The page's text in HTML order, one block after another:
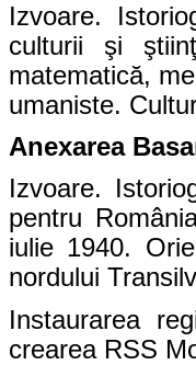
Izvoare.
culturii şi
matematică,
umaniste.
Anexarea
Izvoare.
pentru
iulie 1940.
nordului
Instaurarea
crearea RSS